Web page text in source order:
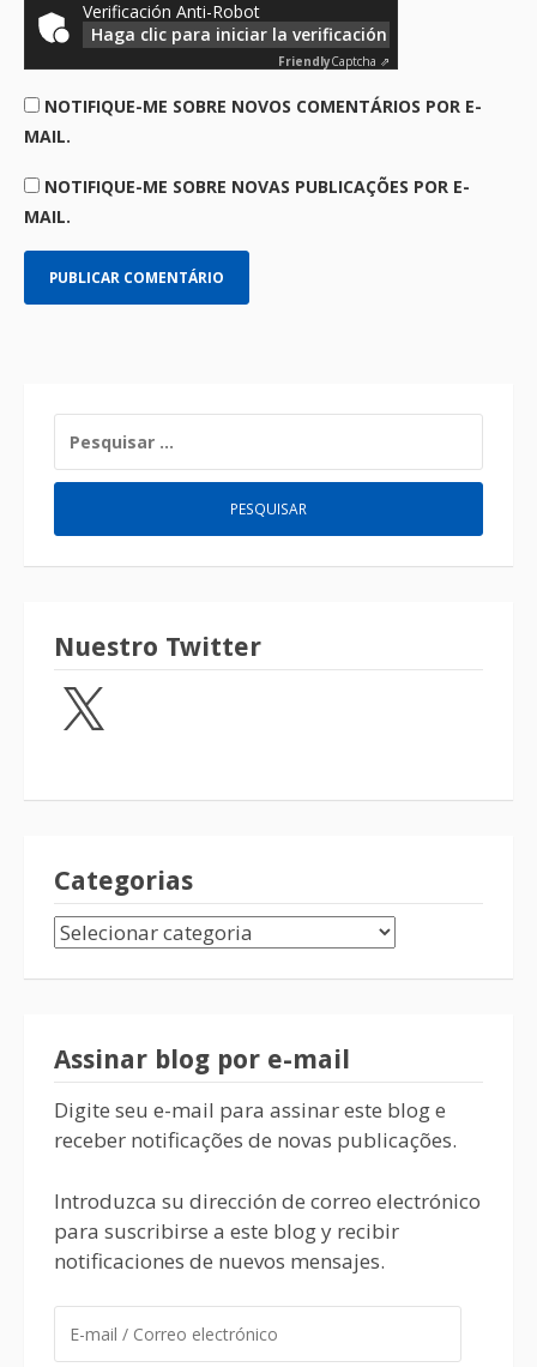
Verificación Anti-Robot
Haga clic para iniciar la verificación
FriendlyCaptcha ⇗
NOTIFIQUE-ME SOBRE NOVOS COMENTÁRIOS POR E-
MAIL.
NOTIFIQUE-ME SOBRE NOVAS PUBLICAÇÕES POR E-
MAIL.
Nuestro Twitter
Categorias
Assinar blog por e-mail
Digite seu e-mail para assinar este blog e
receber notificações de novas publicações.
Introduzca su dirección de correo electrónico
para suscribirse a este blog y recibir
notificaciones de nuevos mensajes.